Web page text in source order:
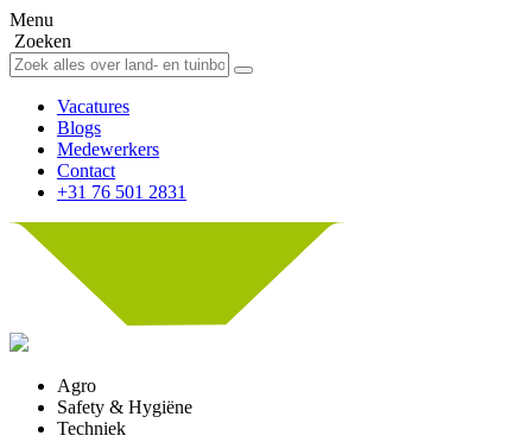
Menu
Zoeken
Vacatures
Blogs
Medewerkers
Contact
+31 76 501 2831
Agro
Safety & Hygiëne
Techniek